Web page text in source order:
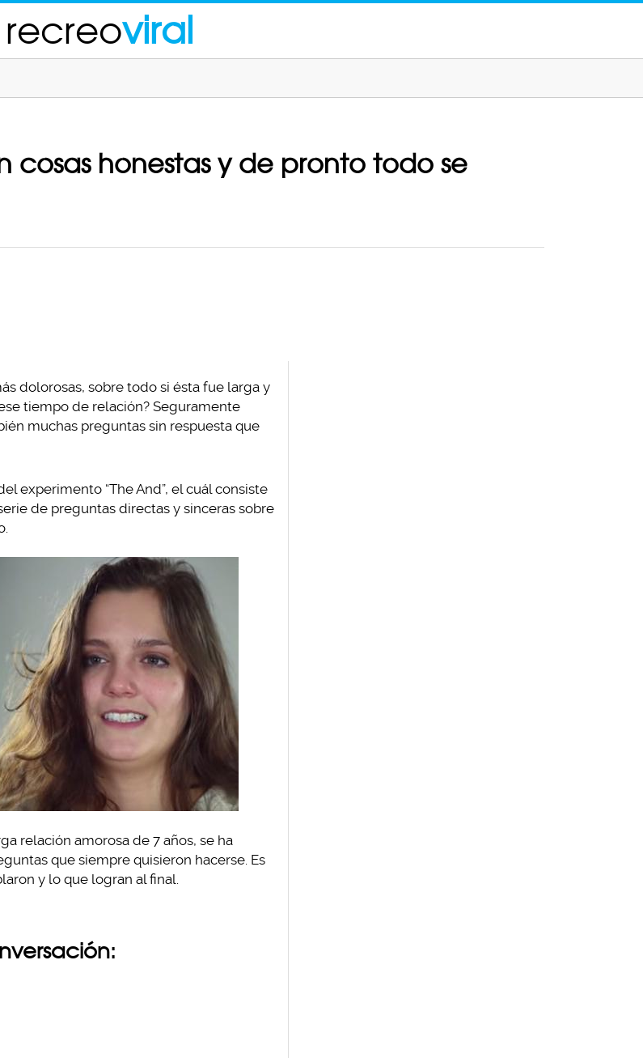
recreoviral
cosas honestas y de pronto todo se
dolorosas, sobre todo si ésta fue larga y
tiempo de relación? Seguramente
muchas preguntas sin respuesta que
experimento “The And”, el cuál consiste
de preguntas directas y sinceras sobre
relación amorosa de 7 años, se ha
que siempre quisieron hacerse. Es
y lo que logran al final.